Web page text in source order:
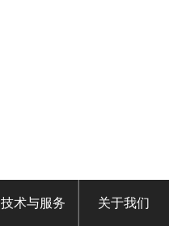
技术与服务 关于我们